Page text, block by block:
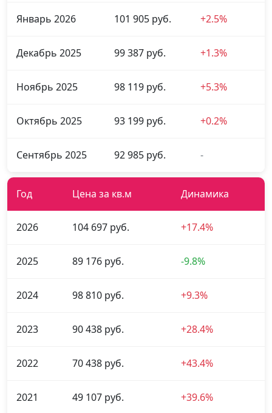
Январь 2026 101 905 руб. +2.5%
Декабрь 2025 99 387 руб. +1.3%
Ноябрь 2025 98 119 руб. +5.3%
Октябрь 2025 93 199 руб. +0.2%
Сентябрь 2025 92 985 руб. -
Год Цена за кв.м Динамика
2026 104 697 руб. +17.4%
2025 89 176 руб. -9.8%
2024 98 810 руб. +9.3%
2023 90 438 руб. +28.4%
2022 70 438 руб. +43.4%
2021 49 107 руб. +39.6%